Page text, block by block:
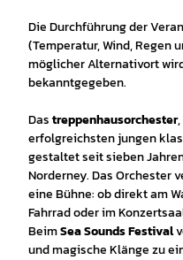
Die Durchführung der
(Temperatur, Wind, Regen
möglicher Alternativort
bekanntgegeben.
Dastreppenhausorchester
erfolgreichsten jungen
gestaltet seit sieben
Norderney. Das Orchester
eine Bühne: ob direkt am
Fahrrad oder im
BeimSea Sounds Festival
und magische Klänge zu